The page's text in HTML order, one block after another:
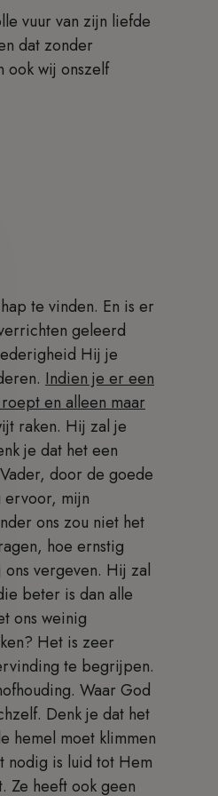
vuur van zijn liefde
dat zonder
ook wij onszelf
te vinden. En is er
geleerd
Hij je
Indien je er een
en alleen maar
raken. Hij zal je
je dat het een
door de goede
ervoor, mijn
ons zou niet het
hoe ernstig
vergeven. Hij zal
beter is dan alle
ons weinig
Het is zeer
te begrijpen.
Waar God
Denk je dat het
hemel moet klimmen
nodig is luid tot Hem
Ze heeft ook geen